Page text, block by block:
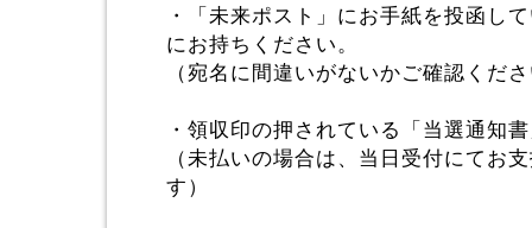
・「未来ポスト」にお手紙を投函し
にお持ちください。
（宛名に間違いがないかご確認くだ
・領収印の押されている「当選通知
（未払いの場合は、当日受付にてお
す）